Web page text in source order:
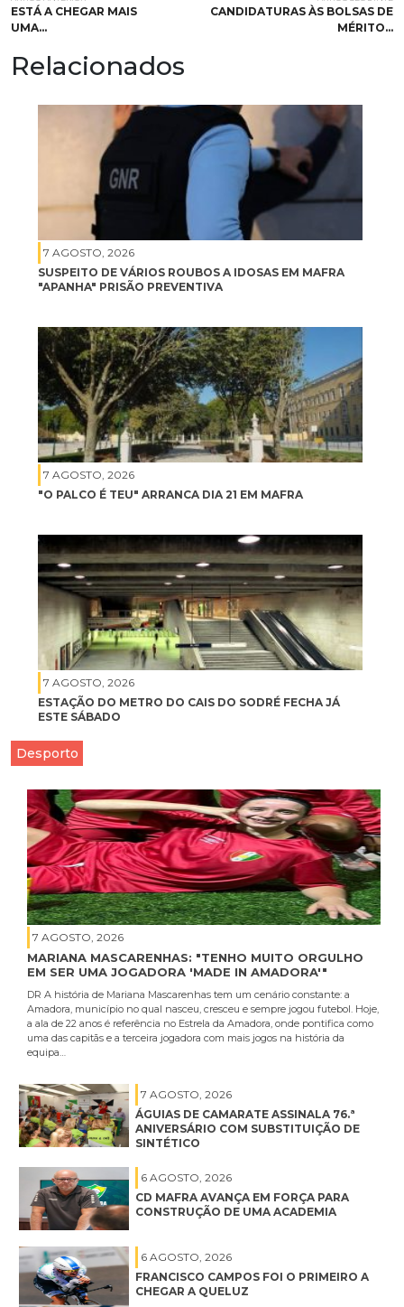
ESTÁ A CHEGAR MAIS
UMA…
CANDIDATURAS ÀS BOLSAS DE
MÉRITO…
Relacionados
7 AGOSTO, 2026
SUSPEITO DE VÁRIOS ROUBOS A IDOSAS EM MAFRA
"APANHA" PRISÃO PREVENTIVA
7 AGOSTO, 2026
"O PALCO É TEU" ARRANCA DIA 21 EM MAFRA
7 AGOSTO, 2026
ESTAÇÃO DO METRO DO CAIS DO SODRÉ FECHA JÁ
ESTE SÁBADO
Desporto
7 AGOSTO, 2026
MARIANA MASCARENHAS: "TENHO MUITO ORGULHO
EM SER UMA JOGADORA 'MADE IN AMADORA'"
DR A história de Mariana Mascarenhas tem um cenário constante: a
Amadora, município no qual nasceu, cresceu e sempre jogou futebol. Hoje,
a ala de 22 anos é referência no Estrela da Amadora, onde pontifica como
uma das capitãs e a terceira jogadora com mais jogos na história da
equipa…
7 AGOSTO, 2026
ÁGUIAS DE CAMARATE ASSINALA 76.ª
ANIVERSÁRIO COM SUBSTITUIÇÃO DE
SINTÉTICO
6 AGOSTO, 2026
CD MAFRA AVANÇA EM FORÇA PARA
CONSTRUÇÃO DE UMA ACADEMIA
6 AGOSTO, 2026
FRANCISCO CAMPOS FOI O PRIMEIRO A
CHEGAR A QUELUZ